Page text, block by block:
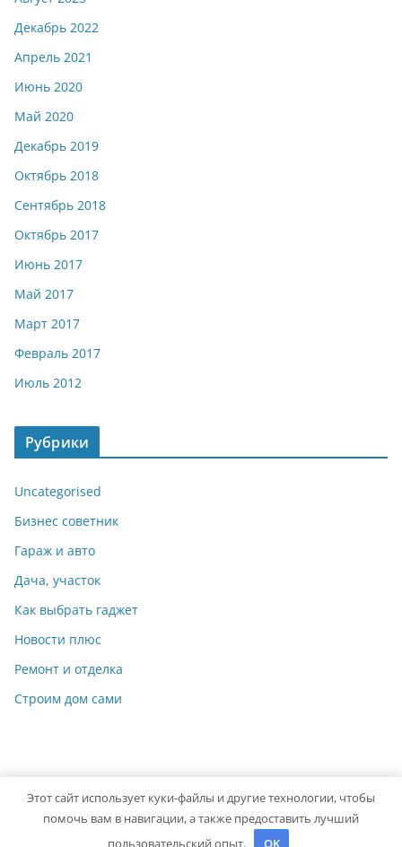
Декабрь 2022
Апрель 2021
Июнь 2020
Май 2020
Декабрь 2019
Октябрь 2018
Сентябрь 2018
Октябрь 2017
Июнь 2017
Май 2017
Март 2017
Февраль 2017
Июль 2012
Рубрики
Uncategorised
Бизнес советник
Гараж и авто
Дача, участок
Как выбрать гаджет
Новости плюс
Ремонт и отделка
Строим дом сами
Copyright © 2026 Мастер на Все Руки. Powered byColorMag
Этот сайт использует куки-файлы и другие технологии, чтобы
помочь вам в навигации, а также предоставить лучший
пользовательский опыт.
OK